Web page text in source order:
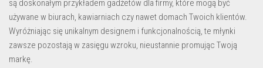
są doskonałym przykładem gadżetów dla firmy, które mogą być
używane w biurach, kawiarniach czy nawet domach Twoich klientów.
Wyróżniając się unikalnym designem i funkcjonalnością, te młynki
zawsze pozostają w zasięgu wzroku, nieustannie promując Twoją
markę.